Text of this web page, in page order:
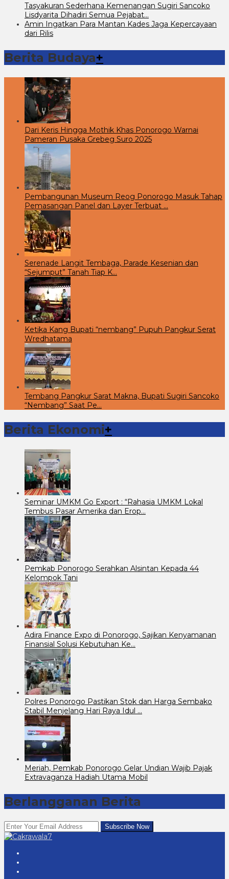
Tasyakuran Sederhana Kemenangan Sugiri Sancoko
Lisdyarita Dihadiri Semua Pejabat…
Amin Ingatkan Para Mantan Kades Jaga Kepercayaan
dari Rilis
Berita Budaya+
Dari Keris Hingga Mothik Khas Ponorogo Warnai
Pameran Pusaka Grebeg Suro 2025
Pembangunan Museum Reog Ponorogo Masuk Tahap
Pemasangan Panel dan Layer Terbuat …
Serenade Langit Tembaga, Parade Kesenian dan
“Sejumput” Tanah Tiap K…
Ketika Kang Bupati “nembang” Pupuh Pangkur Serat
Wredhatama
Tembang Pangkur Sarat Makna, Bupati Sugiri Sancoko
“Nembang” Saat Pe…
Berita Ekonomi+
Seminar UMKM Go Export : “Rahasia UMKM Lokal
Tembus Pasar Amerika dan Erop…
Pemkab Ponorogo Serahkan Alsintan Kepada 44
Kelompok Tani
Adira Finance Expo di Ponorogo, Sajikan Kenyamanan
Finansial Solusi Kebutuhan Ke…
Polres Ponorogo Pastikan Stok dan Harga Sembako
Stabil Menjelang Hari Raya Idul …
Meriah, Pemkab Ponorogo Gelar Undian Wajib Pajak
Extravaganza Hadiah Utama Mobil
Berlangganan Berita